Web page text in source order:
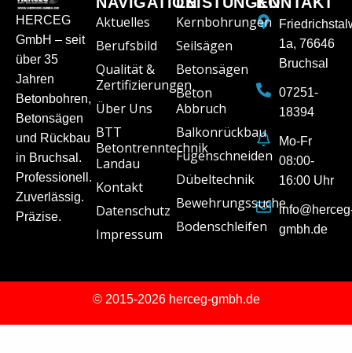
HERCEG
GmbH – seit
über 35
Jahren
Betonbohren,
Betonsägen
und Rückbau
in Bruchsal.
Professionell.
Zuverlässig.
Präzise.
Aktuelles
Berufsbild
Qualität &
Zertifizierungen
Über Uns
BTT
Betontrenntechnik
Landau
Kontakt
Datenschutz
Impressum
Kernbohrungen
Seilsägen
Betonsägen
Beton
Abbruch
Balkonrückbau
Fugenschneiden
Dübeltechnik
Bewehrungssuche
Bodenschleifen
1a, 76646
Bruchsal
07251-
18394
Mo-Fr
08:00-
16:00 Uhr
gmbh.de
© 2015-2026 herceg-gmbh.de